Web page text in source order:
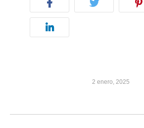
2 enero, 2025